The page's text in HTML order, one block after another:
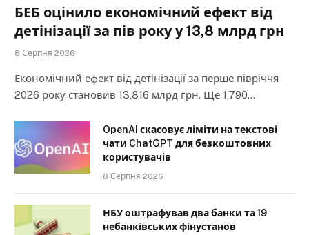
БЕБ оцінило економічний ефект від
детінізації за пів року у 13,8 млрд грн
8 Серпня 2026
Економічний ефект від детінізації за перше півріччя
2026 року становив 13,816 млрд грн. Ще 1,790…
OpenAI скасовує ліміти на текстові
чати ChatGPT для безкоштовних
користувачів
8 Серпня 2026
НБУ оштрафував два банки та 19
небанківських фінустанов